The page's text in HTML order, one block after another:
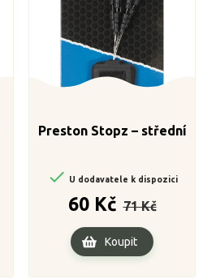
Preston Stopz – střední
 U dodavatele k dispozici
60 Kč cena
71 Kč
Koupit